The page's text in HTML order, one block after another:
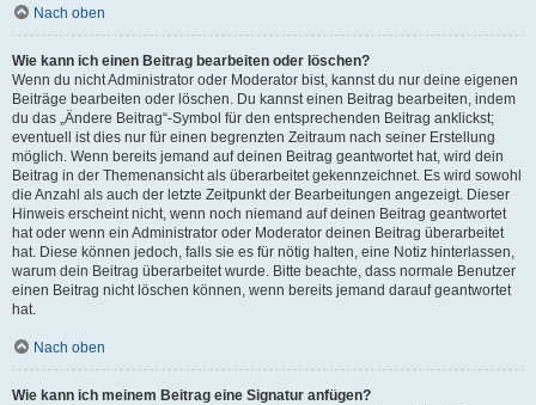
Nach oben
Wie kann ich einen Beitrag bearbeiten oder löschen?
Wenn du nicht Administrator oder Moderator bist, kannst du nur deine eigenen
Beiträge bearbeiten oder löschen. Du kannst einen Beitrag bearbeiten, indem
du das „Ändere Beitrag“-Symbol für den entsprechenden Beitrag anklickst;
eventuell ist dies nur für einen begrenzten Zeitraum nach seiner Erstellung
möglich. Wenn bereits jemand auf deinen Beitrag geantwortet hat, wird dein
Beitrag in der Themenansicht als überarbeitet gekennzeichnet. Es wird sowohl
die Anzahl als auch der letzte Zeitpunkt der Bearbeitungen angezeigt. Dieser
Hinweis erscheint nicht, wenn noch niemand auf deinen Beitrag geantwortet
hat oder wenn ein Administrator oder Moderator deinen Beitrag überarbeitet
hat. Diese können jedoch, falls sie es für nötig halten, eine Notiz hinterlassen,
warum dein Beitrag überarbeitet wurde. Bitte beachte, dass normale Benutzer
einen Beitrag nicht löschen können, wenn bereits jemand darauf geantwortet
hat.
Nach oben
Wie kann ich meinem Beitrag eine Signatur anfügen?